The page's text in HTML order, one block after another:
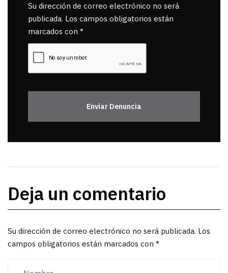
Su dirección de correo electrónico no será
publicada. Los campos obligatorios están
marcados con *
Enviar Denuncia
Deja un comentario
Su dirección de correo electrónico no será publicada. Los
campos obligatorios están marcados con *